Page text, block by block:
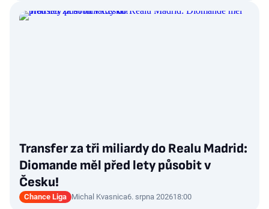
Transfer za tři miliardy do Realu Madrid:
Diomande měl před lety působit v
Česku!
Chance Liga Michal Kvasnica6. srpna 202618:00